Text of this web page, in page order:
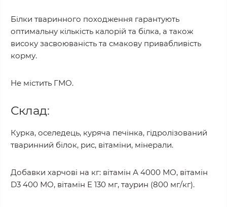
Білки тваринного походження гарантують
оптимальну кількість калорій та білка, а також
високу засвоюваність та смакову привабливість
корму.
Не містить ГМО.
Склад:
Курка, оселедець, куряча печінка, гідролізований
тваринний білок, рис, вітаміни, мінерали.
Добавки харчові на кг: вітамін А 4000 МО, вітамін
D3 400 МО, вітамін Е 130 мг, таурин (800 мг/кг).